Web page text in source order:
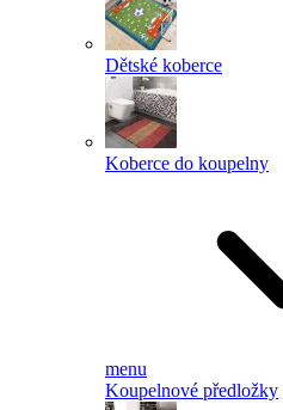
Dětské koberce
Koberce do koupelny
menu
Koupelnové předložky